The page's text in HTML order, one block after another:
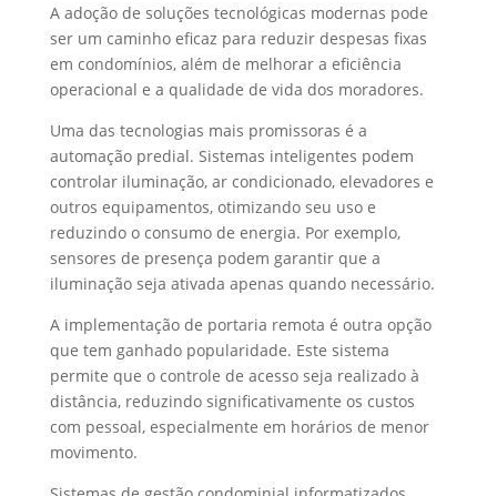
A adoção de soluções tecnológicas modernas pode
ser um caminho eficaz para reduzir despesas fixas
em condomínios, além de melhorar a eficiência
operacional e a qualidade de vida dos moradores.
Uma das tecnologias mais promissoras é a
automação predial. Sistemas inteligentes podem
controlar iluminação, ar condicionado, elevadores e
outros equipamentos, otimizando seu uso e
reduzindo o consumo de energia. Por exemplo,
sensores de presença podem garantir que a
iluminação seja ativada apenas quando necessário.
A implementação de portaria remota é outra opção
que tem ganhado popularidade. Este sistema
permite que o controle de acesso seja realizado à
distância, reduzindo significativamente os custos
com pessoal, especialmente em horários de menor
movimento.